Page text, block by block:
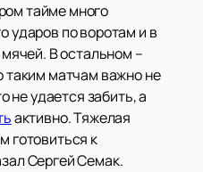
тайме много
ударов по воротам и в
В остальном –
таким матчам важно не
не удается забить, а
активно. Тяжелая
готовиться к
Сергей Семак.